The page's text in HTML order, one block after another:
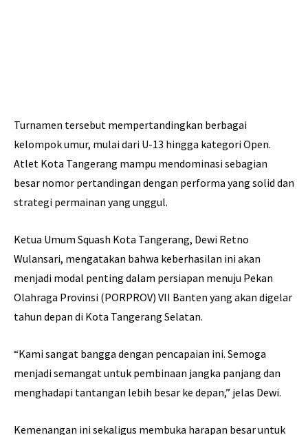
Turnamen tersebut mempertandingkan berbagai
kelompok umur, mulai dari U-13 hingga kategori Open.
Atlet Kota Tangerang mampu mendominasi sebagian
besar nomor pertandingan dengan performa yang solid dan
strategi permainan yang unggul.
Ketua Umum Squash Kota Tangerang, Dewi Retno
Wulansari, mengatakan bahwa keberhasilan ini akan
menjadi modal penting dalam persiapan menuju Pekan
Olahraga Provinsi (PORPROV) VII Banten yang akan digelar
tahun depan di Kota Tangerang Selatan.
“Kami sangat bangga dengan pencapaian ini. Semoga
menjadi semangat untuk pembinaan jangka panjang dan
menghadapi tantangan lebih besar ke depan,” jelas Dewi.
Kemenangan ini sekaligus membuka harapan besar untuk